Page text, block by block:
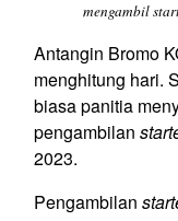
mengambil
Antangin Bromo
menghitung hari.
biasa panitia
pengambilan
2023.
Pengambilan